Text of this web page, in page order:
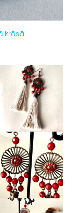
krāsā